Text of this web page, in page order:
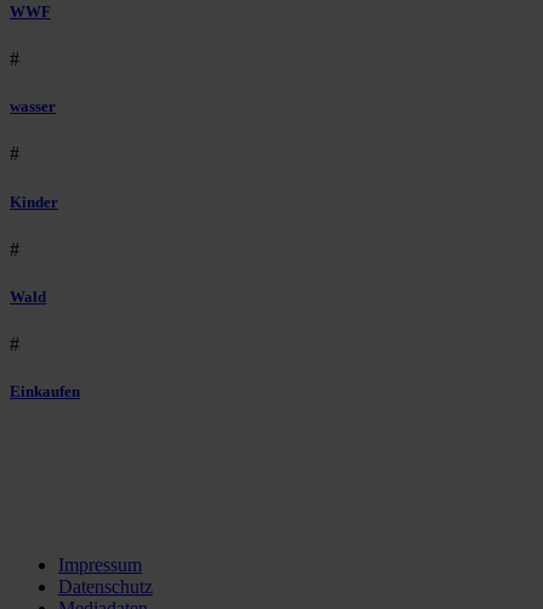
WWF
#
wasser
#
Kinder
#
Wald
#
Einkaufen
Impressum
Datenschutz